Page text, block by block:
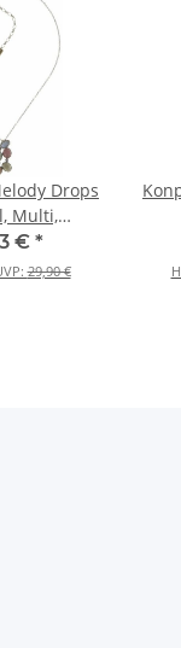
Drops
Multi,
Halskette
€ *
29,90 €